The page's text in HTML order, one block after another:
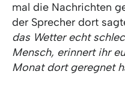
mal die Nachrichten
der Sprecher dort
das Wetter echt
Mensch, erinnert ihr
Monat dort geregnet